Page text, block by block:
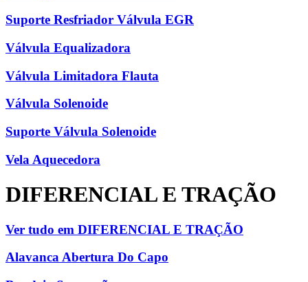
Suporte Resfriador Válvula EGR
Válvula Equalizadora
Válvula Limitadora Flauta
Válvula Solenoide
Suporte Válvula Solenoide
Vela Aquecedora
DIFERENCIAL E TRAÇÃO
Ver tudo em DIFERENCIAL E TRAÇÃO
Alavanca Abertura Do Capo